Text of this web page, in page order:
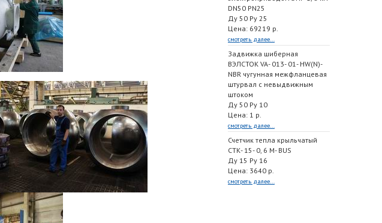
DN50 PN25
Ду 50 Ру 25
Цена: 69219 р.
смотреть далее...
Задвижка шиберная
ВЭЛСТОК VA- 013- 01- HW(N)-
NBR чугунная межфланцевая
штурвал с невыдвижным
штоком
Ду 50 Ру 10
Цена: 1 р.
смотреть далее...
Счетчик тепла крыльчатый
СТК- 15- 0, 6 M- BUS
Ду 15 Ру 16
Цена: 3640 р.
смотреть далее...